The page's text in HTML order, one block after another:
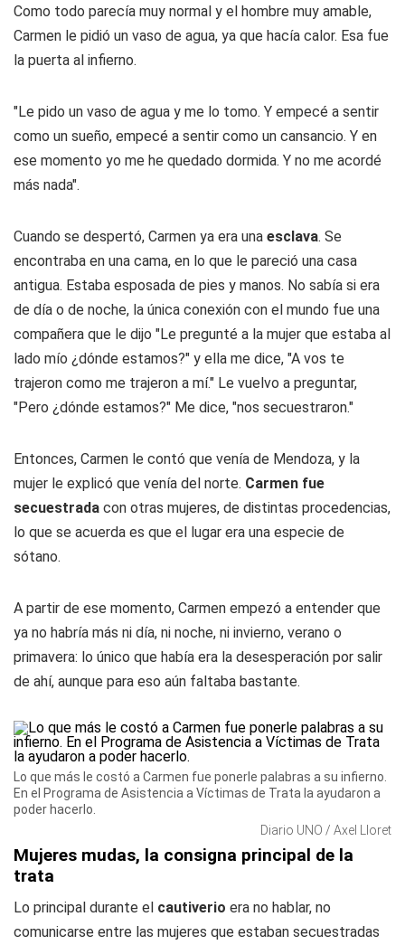
Como todo parecía muy normal y el hombre muy amable,
Carmen le pidió un vaso de agua, ya que hacía calor. Esa fue
la puerta al infierno.
"Le pido un vaso de agua y me lo tomo. Y empecé a sentir
como un sueño, empecé a sentir como un cansancio. Y en
ese momento yo me he quedado dormida. Y no me acordé
más nada".
Cuando se despertó, Carmen ya era una esclava. Se
encontraba en una cama, en lo que le pareció una casa
antigua. Estaba esposada de pies y manos. No sabía si era
de día o de noche, la única conexión con el mundo fue una
compañera que le dijo "Le pregunté a la mujer que estaba al
lado mío ¿dónde estamos?" y ella me dice, "A vos te
trajeron como me trajeron a mí." Le vuelvo a preguntar,
"Pero ¿dónde estamos?" Me dice, "nos secuestraron."
Entonces, Carmen le contó que venía de Mendoza, y la
mujer le explicó que venía del norte. Carmen fue
secuestrada con otras mujeres, de distintas procedencias,
lo que se acuerda es que el lugar era una especie de
sótano.
A partir de ese momento, Carmen empezó a entender que
ya no habría más ni día, ni noche, ni invierno, verano o
primavera: lo único que había era la desesperación por salir
de ahí, aunque para eso aún faltaba bastante.
Lo que más le costó a Carmen fue ponerle palabras a su infierno.
En el Programa de Asistencia a Víctimas de Trata la ayudaron a
poder hacerlo.
Diario UNO / Axel Lloret
Mujeres mudas, la consigna principal de la
trata
Lo principal durante el cautiverio era no hablar, no
comunicarse entre las mujeres que estaban secuestradas